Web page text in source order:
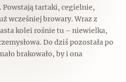
Powstają tartaki, cegielnie,
wcześniej browary. Wraz z
kolei rośnie tu – niewielka,
Do dziś pozostała po
brakowało, by i ona